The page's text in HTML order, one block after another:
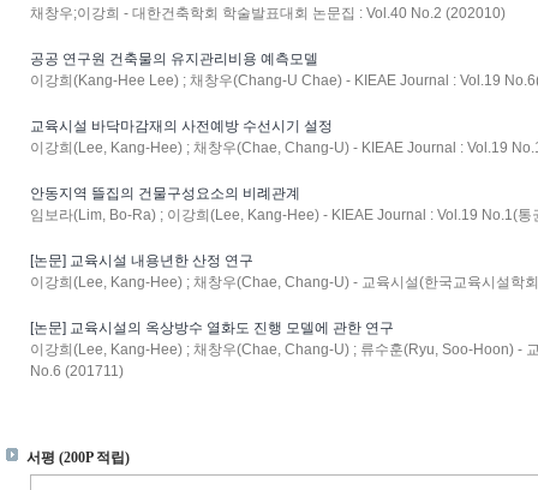
채창우;이강희 - 대한건축학회 학술발표대회 논문집 : Vol.40 No.2 (202010)
공공 연구원 건축물의 유지관리비용 예측모델
이강희(Kang-Hee Lee) ; 채창우(Chang-U Chae) - KIEAE Journal : Vol.19
교육시설 바닥마감재의 사전예방 수선시기 설정
이강희(Lee, Kang-Hee) ; 채창우(Chae, Chang-U) - KIEAE Journal : Vol.19
안동지역 뜰집의 건물구성요소의 비례관계
임보라(Lim, Bo-Ra) ; 이강희(Lee, Kang-Hee) - KIEAE Journal : Vol.19 No.1(
[논문] 교육시설 내용년한 산정 연구
이강희(Lee, Kang-Hee) ; 채창우(Chae, Chang-U) - 교육시설(한국교육시설학
[논문] 교육시설의 옥상방수 열화도 진행 모델에 관한 연구
이강희(Lee, Kang-Hee) ; 채창우(Chae, Chang-U) ; 류수훈(Ryu, Soo-Hoon) -
No.6 (201711)